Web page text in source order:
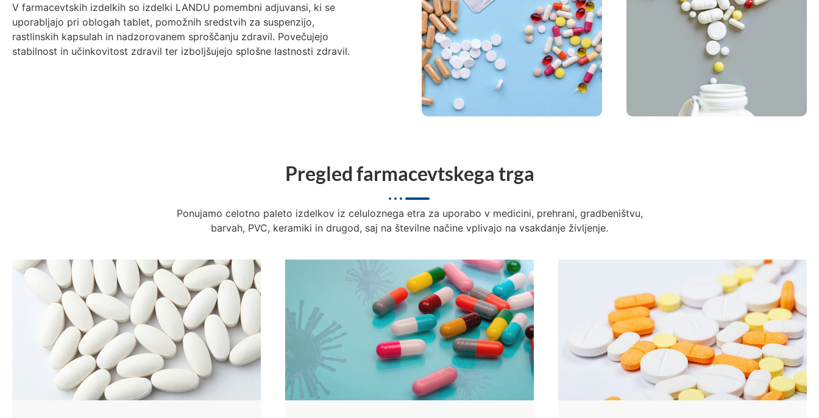
V farmacevtskih izdelkih so izdelki LANDU pomembni adjuvansi, ki se
uporabljajo pri oblogah tablet, pomožnih sredstvih za suspenzijo,
rastlinskih kapsulah in nadzorovanem sproščanju zdravil. Povečujejo
stabilnost in učinkovitost zdravil ter izboljšujejo splošne lastnosti zdravil.
Pregled farmacevtskega trga
Ponujamo celotno paleto izdelkov iz celuloznega etra za uporabo v medicini, prehrani, gradbeništvu,
barvah, PVC, keramiki in drugod, saj na številne načine vplivajo na vsakdanje življenje.